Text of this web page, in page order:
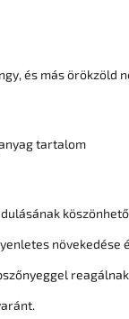
és más örökzöld
tartalom
növekedése